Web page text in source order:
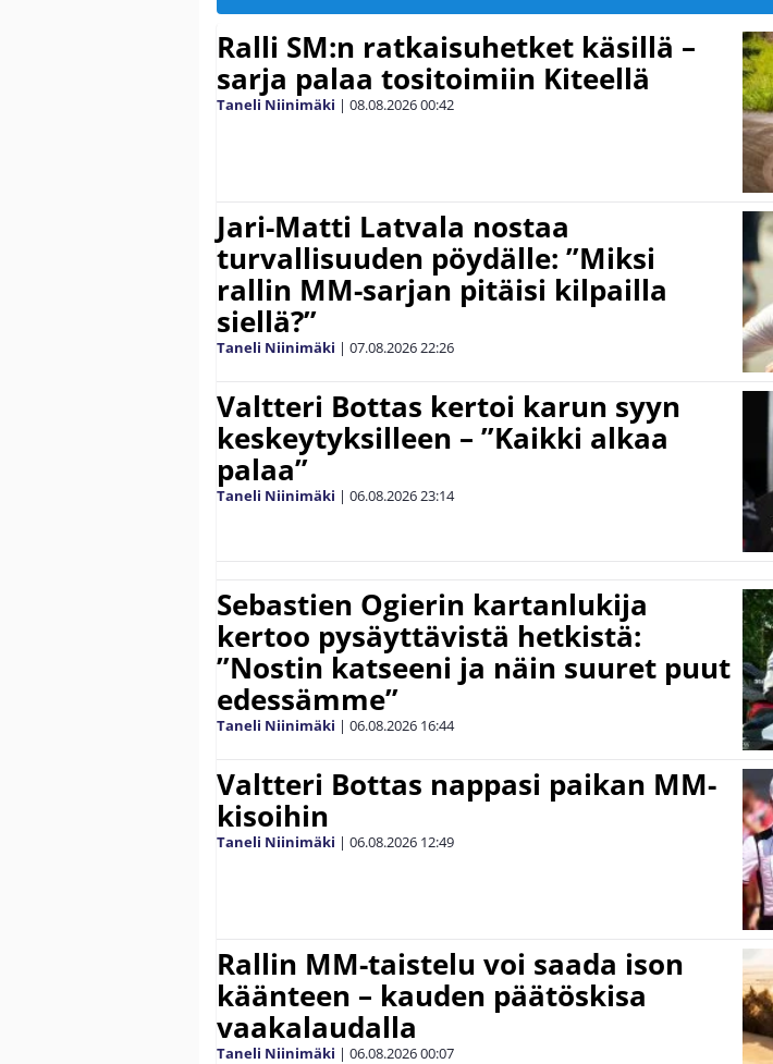
Ralli SM:n ratkaisuhetket käsillä –
sarja palaa tositoimiin Kiteellä
Taneli Niinimäki | 08.08.202600:42
Jari-Matti Latvala nostaa
turvallisuuden pöydälle: ”Miksi
rallin MM-sarjan pitäisi kilpailla
siellä?”
Taneli Niinimäki | 07.08.202622:26
Valtteri Bottas kertoi karun syyn
keskeytyksilleen – ”Kaikki alkaa
palaa”
Taneli Niinimäki | 06.08.202623:14
Sebastien Ogierin kartanlukija
kertoo pysäyttävistä hetkistä:
”Nostin katseeni ja näin suuret puut
edessämme”
Taneli Niinimäki | 06.08.2026 16:44
Valtteri Bottas nappasi paikan MM-
kisoihin
Taneli Niinimäki | 06.08.2026 12:49
Rallin MM-taistelu voi saada ison
käänteen – kauden päätöskisa
vaakalaudalla
Taneli Niinimäki | 06.08.202600:07